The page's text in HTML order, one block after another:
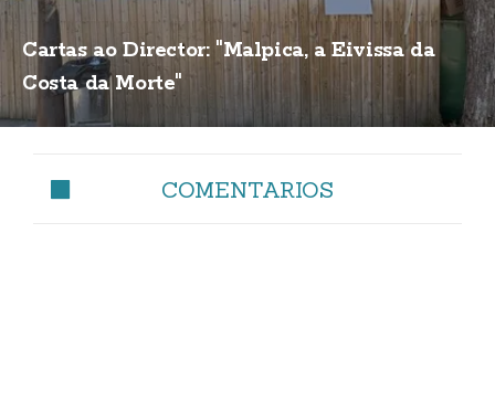
Cartas ao Director: "Malpica, a Eivissa da
Costa da Morte"
COMENTARIOS